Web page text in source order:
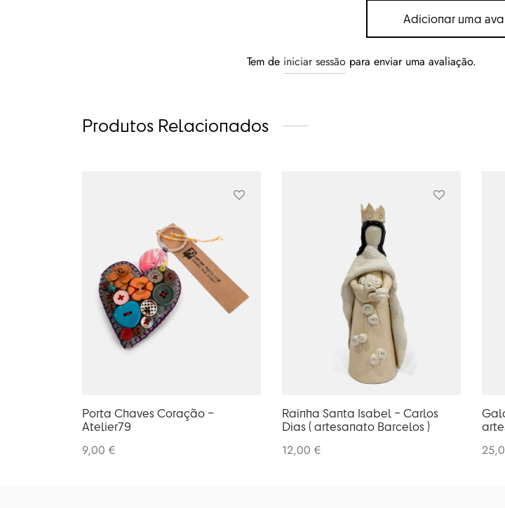
Adicionar uma
Tem de iniciar sessão para enviar uma avaliação.
Produtos Relacionados
Porta Chaves Coração –
Atelier79
9,00 €
Rainha Santa Isabel – Carlos
Dias ( artesanato Barcelos )
12,00 €